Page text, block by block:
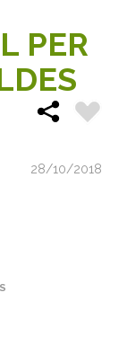
PER
28/10/2018